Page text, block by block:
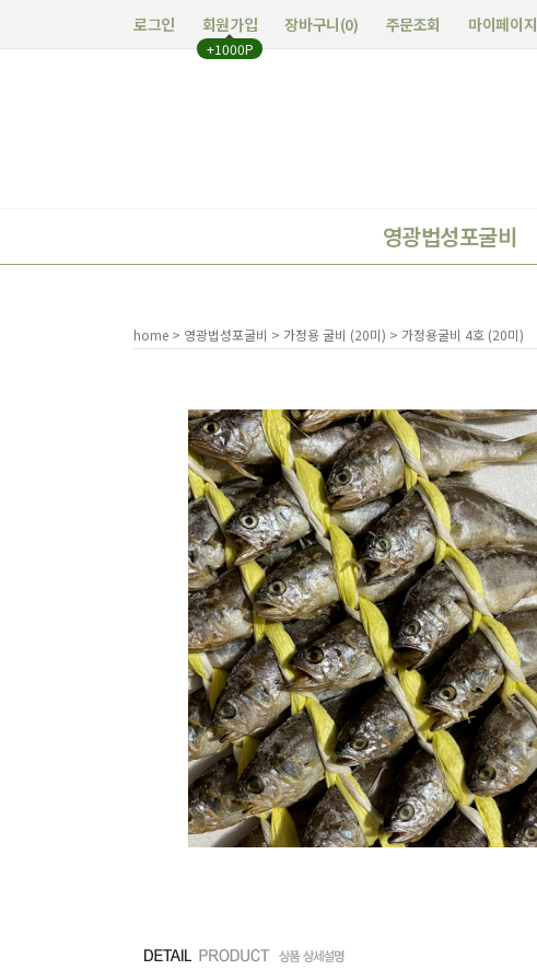
로그인 회원가입
+1000P
장바구니(0) 주문조회 마이페이지
영광법성포굴비
home > 영광법성포굴비 > 가정용 굴비 (20미) > 가정용굴비 4호 (20미)